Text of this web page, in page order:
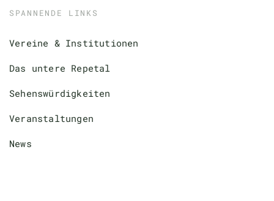
SPANNENDE LINKS
Vereine & Institutionen
Das untere Repetal
Sehenswürdigkeiten
Veranstaltungen
News